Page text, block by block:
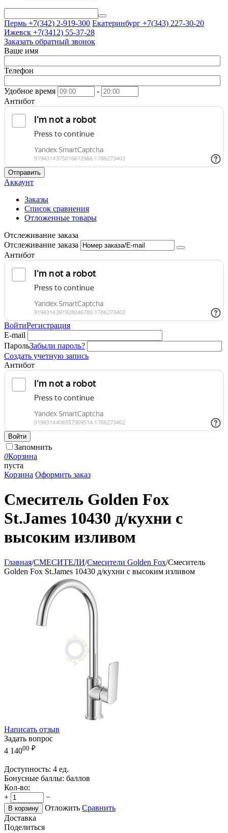
Пермь +7(342) 2-919-300 Екатеринбург +7(343) 227-30-20
Ижевск +7(3412) 55-37-28
Заказать обратный звонок
Ваше имя
Телефон
Удобное время
-
Антибот
Отправить
Аккаунт
Заказы
Список сравнения
Отложенные товары
Отслеживание заказа
Отслеживание заказа
Антибот
ВойтиРегистрация
E-mail
ПарольЗабыли пароль?
Создать учетную запись
Антибот
Войти
Запомнить
0Корзина
пуста
Корзина Оформить заказ
Смеситель Golden Fox
St.James 10430 д/кухни с
высоким изливом
Главная/СМЕСИТЕЛИ/Смесители Golden Fox/Смеситель
Golden Fox St.James 10430 д/кухни с высоким изливом
Написать отзыв
Задать вопрос
4 14000 ₽
Доступность: 4 ед.
Бонусные баллы: баллов
Кол-во:
+
−
В корзину Отложить Сравнить
Доставка
Поделиться